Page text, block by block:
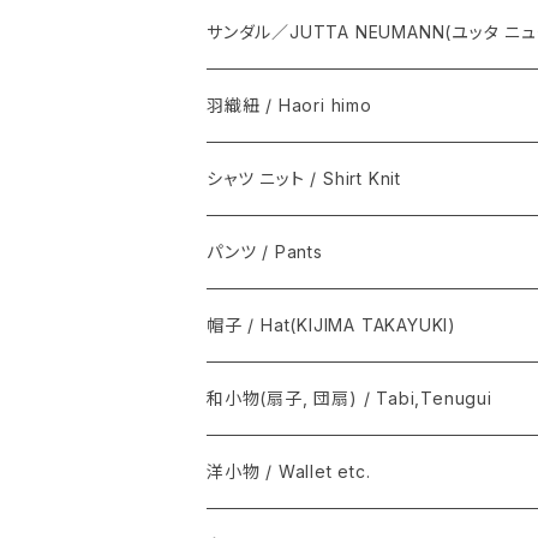
NEAT / ニート
下駄 / Geta
その他 / Others
Aeta / アエタ, CHACOLI / チャコリ
Il micio / イルミーチョ
籠心 / あけび蔓細工 / Basket bag
籠バッグ(手提げ籠) / Basket bag
巾着(信玄袋) / INDEN
須浪亨商店 / いかご・びんかご
SOSAKUBAG
サンダル／JUTTA NEUMANN(ユッタ ニ
羽織紐 / Haori himo
シャツ ニット / Shirt Knit
BODHI
Graphpaper / グラフペーパー
BATONER
パンツ / Pants
Y. & SONS
COMOLI / コモリ
Graphpaper / グラフペーパー
帽子 / Hat(KIJIMA TAKAYUKI)
和小物(扇子, 団扇) / Tabi,Tenugui
手拭 / Tenugui
洋小物 / Wallet etc.